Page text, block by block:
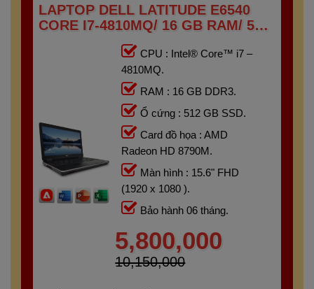
LAPTOP DELL LATITUDE E6540
CORE I7-4810MQ/ 16 GB RAM/ 512
GB SSD/ AMD RADEON HD 8790M/
CPU : Intel® Core™ i7 –
4810MQ.
RAM : 16 GB DDR3.
Ổ cứng : 512 GB SSD.
Card đồ họa : AMD
Radeon HD 8790M.
Màn hình : 15.6" FHD
(1920 x 1080 ).
Bảo hành 06 tháng.
5,800,000
10,150,000